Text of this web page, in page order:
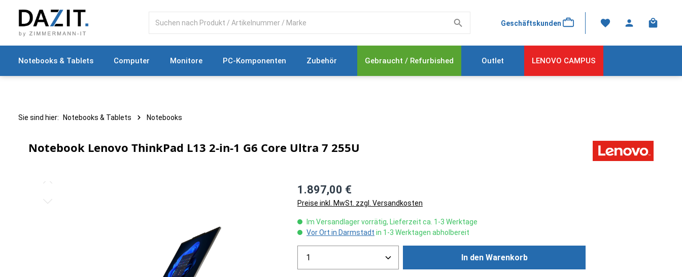
Zur Hauptnavigation springen
Geschäftskunden
Notebooks & Tablets Computer Monitore PC-Komponenten Zubehör Gebraucht / Refurbished Outlet LENOVO CAMPUS
Sie sind hier: Notebooks & Tablets Notebooks
Notebook Lenovo ThinkPad L13 2-in-1 G6 Core Ultra 7 255U
1.897,00 €
Preise inkl. MwSt. zzgl. Versandkosten
Im Versandlager vorrätig, Lieferzeit ca. 1-3 Werktage
Vor Ort in Darmstadt in 1-3 Werktagen abholbereit
Produkt Anzahl: Gib den gewünschten Wert ein oder benutze die
In den Warenkorb